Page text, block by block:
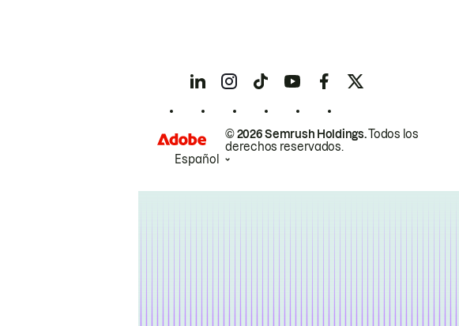
© 2026 Semrush Holdings.Todos los
derechos reservados.
Español